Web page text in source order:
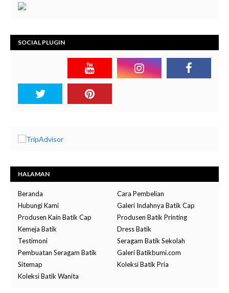
SOCIAL PLUGIN
HALAMAN
Beranda
Cara Pembelian
Hubungi Kami
Galeri Indahnya Batik Cap
Produsen Kain Batik Cap
Produsen Batik Printing
Kemeja Batik
Dress Batik
Testimoni
Seragam Batik Sekolah
Pembuatan Seragam Batik
Galeri Batikbumi.com
Sitemap
Koleksi Batik Pria
Koleksi Batik Wanita